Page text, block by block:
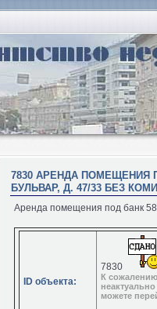
7830 АРЕНДА ПОМЕЩЕНИЯ
БУЛЬВАР, Д. 47/33 БЕЗ
Аренда помещения под банк
ID объекта:
7830
К
можете